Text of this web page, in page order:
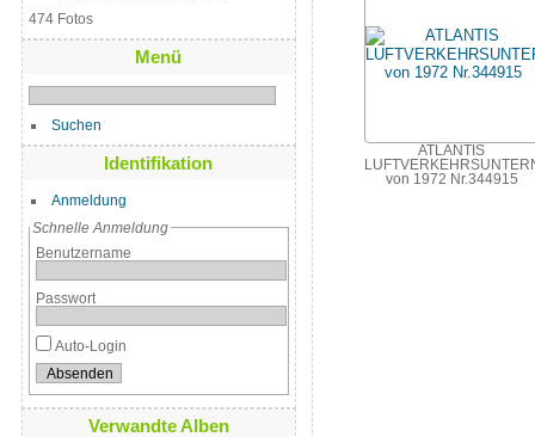
474 Fotos
Menü
Suchen
Identifikation
Anmeldung
Schnelle Anmeldung
Benutzername
Passwort
Auto-Login
Verwandte Alben
ATLANTIS
von 1972 Nr.344915